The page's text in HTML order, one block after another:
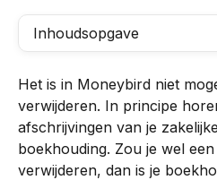
Inhoudsopgave
Het is in Moneybird niet
verwijderen. In principe
afschrijvingen van je
boekhouding. Zou je wel
verwijderen, dan is je